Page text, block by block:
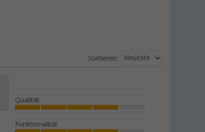
Sortieren: Neueste
Qualität
Funktionalität